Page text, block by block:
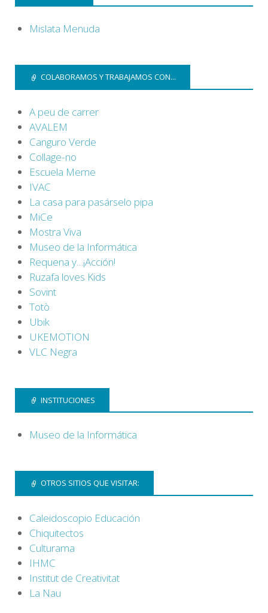
Mislata Menuda
COLABORAMOS Y TRABAJAMOS CON...
A peu de carrer
AVALEM
Canguro Verde
Collage-no
Escuela Meme
IVAC
La casa para pasárselo pipa
MiCe
Mostra Viva
Museo de la Informática
Requena y…¡Acción!
Ruzafa loves Kids
Sovint
Totò
Ubik
UKEMOTION
VLC Negra
INSTITUCIONES
Museo de la Informática
OTROS SITIOS QUE VISITAR:
Caleidoscopio Educación
Chiquitectos
Culturama
IHMC
Institut de Creativitat
La Nau